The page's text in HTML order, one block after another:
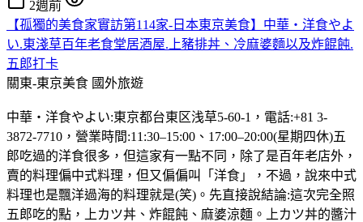
2週前
【孤獨的美食家實訪第114家-日本東京美食】中華・洋食やよ
い.東淺草百年老食堂居酒屋.上豬排丼、冷麻婆麵以及炸餛飩.
五郎打卡
關東-東京美食 國外旅遊
中華・洋食やよい:東京都台東区浅草5-60-1，電話:+81 3-
3872-7710，營業時間:11:30–15:00、17:00–20:00(星期四休)五
郎吃過的洋食很多，但這家有一點不同，除了是百年老店外，
賣的料理偏中式料理，但又偏偏叫「洋食」，不過，說來中式
料理也是飄洋過海的料理就是(笑)。先直接說結論:這次完全照
五郎吃的點，上カツ丼、炸餛飩、麻婆涼麵。上カツ丼的醬汁